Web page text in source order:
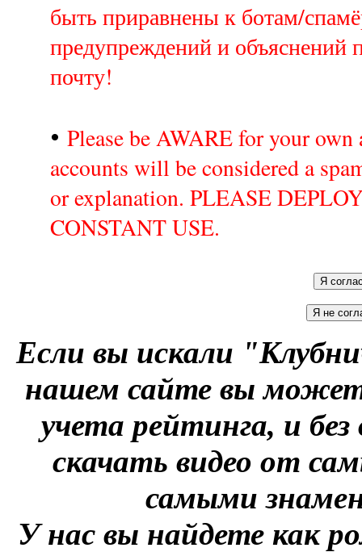
быть приравнены к ботам/
предупреждений и объяснений
почту!
• Please be AWARE for your
accounts will be considered a
or explanation. PLEASE
CONSTANT USE.
Если вы искали
нашем сайте вы
учета рейтинга, и
скачать видео от
самыми
У нас вы найдете как